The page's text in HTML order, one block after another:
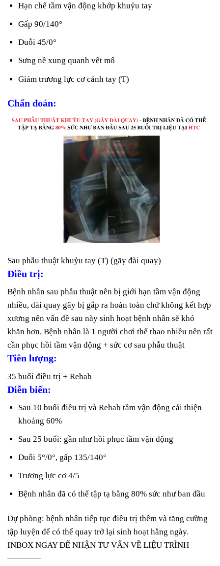
Hạn chế tầm vận động khớp khuỷu tay
Gấp 90/140°
Duỗi 45/0°
Sưng nề xung quanh vết mổ
Giảm trương lực cơ cánh tay (T)
Chẩn đoán:
Sau phẫu thuật khuỷu tay (T) (gãy đài quay)
Điều trị:
Bệnh nhân sau phẫu thuật nên bị giới hạn tầm vận động
nhiều, đài quay gãy bị gắp ra hoàn toàn chứ không kết hợp
xương nên vấn đề sau này sinh hoạt bệnh nhân sẽ khó
khăn hơn. Bệnh nhân là 1 người chơi thể thao nhiều nên rất
cần phục hồi tầm vận động + sức cơ sau phẫu thuật
Tiên lượng:
35 buổi điều trị + Rehab
Diễn biến:
Sau 10 buổi điều trị và Rehab tầm vận động cải thiện
khoảng 60%
Sau 25 buổi: gần như hồi phục tầm vận động
Duỗi 5°/0°, gấp 135/140°
Trương lực cơ 4/5
Bệnh nhân đã có thể tập tạ bằng 80% sức như ban đầu
Dự phòng: bệnh nhân tiếp tục điều trị thêm và tăng cường
tập luyện để có thể quay trở lại sinh hoạt hằng ngày.
INBOX NGAY ĐỂ NHẬN TƯ VẤN VỀ LIỆU TRÌNH
————